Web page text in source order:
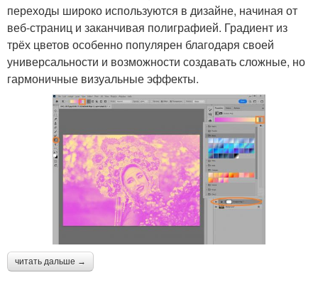
переходы широко используются в дизайне, начиная от
веб-страниц и заканчивая полиграфией. Градиент из
трёх цветов особенно популярен благодаря своей
универсальности и возможности создавать сложные, но
гармоничные визуальные эффекты.
читать дальше →